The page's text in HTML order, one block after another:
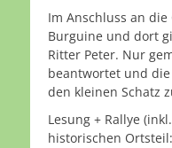
Im Anschluss an
Burguine und dort
Ritter Peter. Nur
beantwortet und
den kleinen Schatz
Lesung + Rallye
historischen